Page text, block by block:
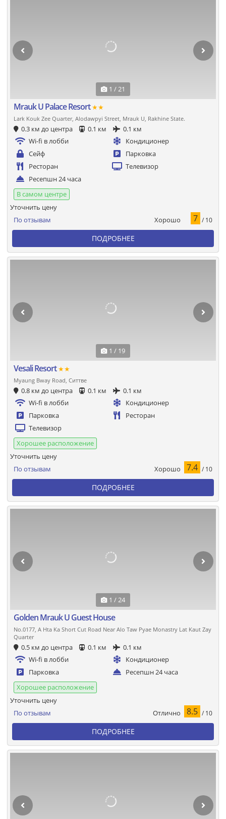
1 / 21
Mrauk U Palace Resort★★
Lark Kouk Zee Quarter, Alodawpyi Street, Mrauk U, Rakhine State.
0.3 км до центра 0.1 км
0.1 км
Wi-fi в лобби
Кондиционер
Сейф
Парковка
Ресторан
Телевизор
Ресепшн 24 часа
В самом центре
По отзывам Хорошо 7 / 10
Уточнить цену
ПОДРОБНЕЕ
1 / 19
Vesali Resort★★
Myaung Bway Road, Ситтве
0.8 км до центра 0.1 км
0.1 км
Wi-fi в лобби
Кондиционер
Парковка
Ресторан
Телевизор
Хорошее расположение
По отзывам Хорошо 7.4 / 10
Уточнить цену
ПОДРОБНЕЕ
1 / 24
Golden Mrauk U Guest House
No.0177, A Hta Ka Short Cut Road Near Alo Taw Pyae Monastry Lat Kaut Zay
Quarter
0.5 км до центра 0.1 км
0.1 км
Wi-fi в лобби
Кондиционер
Парковка
Ресепшн 24 часа
Хорошее расположение
По отзывам Отлично 8.5 / 10
Уточнить цену
ПОДРОБНЕЕ